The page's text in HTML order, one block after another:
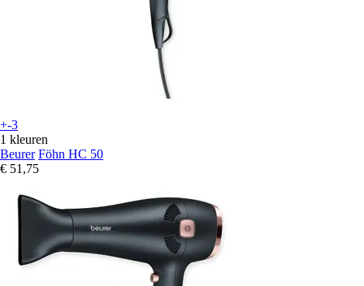
+-3
1 kleuren
Beurer Föhn HC 50
€ 51,75